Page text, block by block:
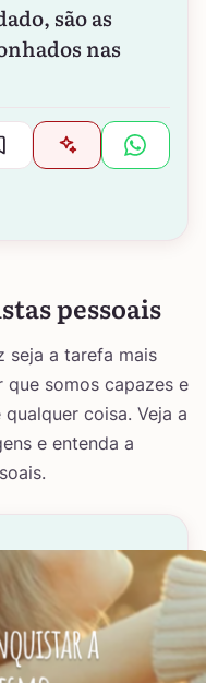
são as
nas
pessoais
seja a tarefa mais
somos capazes e
coisa. Veja a
e entenda a